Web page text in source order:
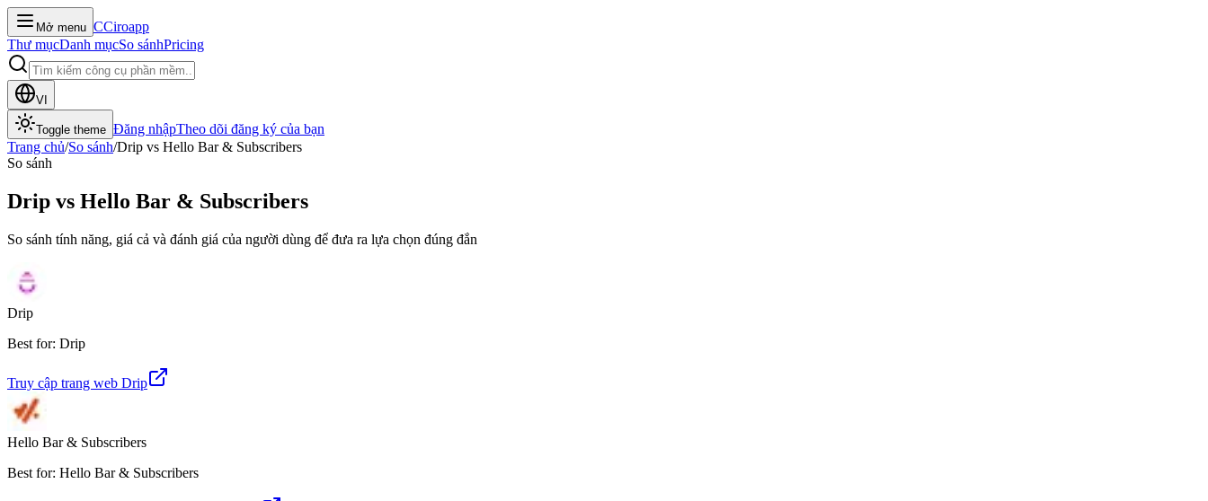
Mở menu CCiroapp
Thư mụcDanh mụcSo sánhPricing
VI
Toggle theme Đăng nhậpTheo dõi đăng ký của bạn
Trang chủ/So sánh/Drip vs Hello Bar & Subscribers
So sánh
Drip vs Hello Bar & Subscribers
So sánh tính năng, giá cả và đánh giá của người dùng để đưa ra lựa chọn đúng đắn
Drip
Best for: Drip
Truy cập trang web Drip
Hello Bar & Subscribers
Best for: Hello Bar & Subscribers